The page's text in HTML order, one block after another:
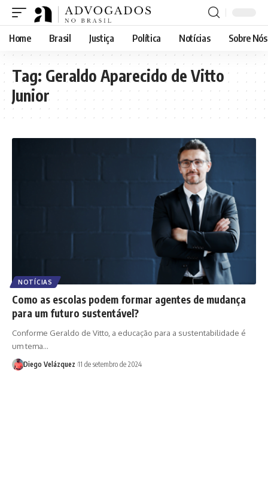
Home Brasil Justiça Política Notícias Sobre Nós
Tag: Geraldo Aparecido de Vitto
Junior
NOTÍCIAS
Como as escolas podem formar agentes de mudança
para um futuro sustentável?
Conforme Geraldo de Vitto, a educação para a sustentabilidade é
um tema…
Diego Velázquez 11 de setembro de 2024